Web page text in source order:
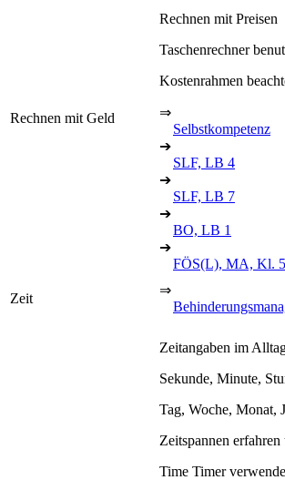
Rechnen mit Geld
Rechnen mit Preisen
Taschenrechner
Kostenrahmen
⇒
Selbstkompetenz
➔
SLF, LB 4
➔
SLF, LB 7
➔
BO, LB 1
➔
FÖS(L), MA, Kl.
Zeit
⇒
Zeitangaben im
Sekunde, Minute,
Tag, Woche, Monat,
Zeitspannen
Time Timer